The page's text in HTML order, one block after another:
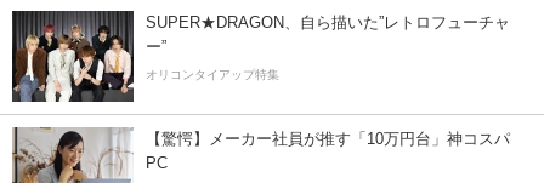
SUPER★DRAGON、自ら描いた”レトロフューチャ
ー”
オリコンタイアップ特集
【驚愕】メーカー社員が推す「10万円台」神コスパ
PC